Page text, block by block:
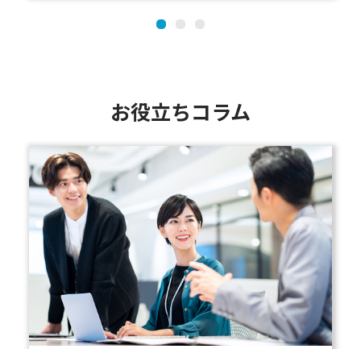
お役立ちコラム